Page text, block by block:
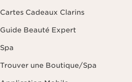
Cartes Cadeaux Clarins
Guide Beauté Expert
Spa
Trouver une Boutique/Spa